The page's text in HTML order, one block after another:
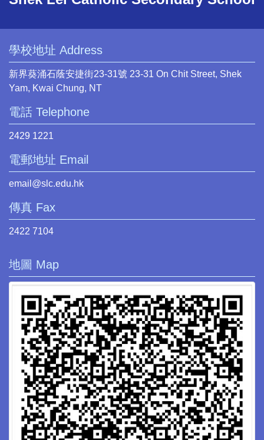
學校地址 Address
新界葵涌石蔭安捷街23-31號 23-31 On Chit Street, Shek
Yam, Kwai Chung, NT
電話 Telephone
2429 1221
電郵地址 Email
email@slc.edu.hk
傳真 Fax
2422 7104
地圖 Map